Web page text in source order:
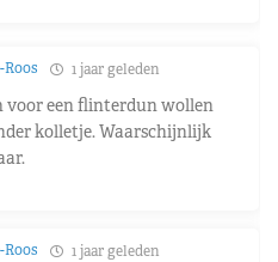
1 jaar geleden
voor een flinterdun wollen
kolletje. Waarschijnlijk
1 jaar geleden